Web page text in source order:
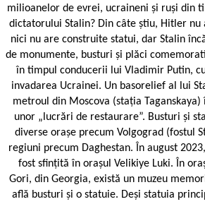
milioanelor de evrei, ucraineni și ruși din
dictatorului Stalin? Din câte știu, Hitler nu
nici nu are construite statui, dar Stalin
de monumente, busturi și plăci
în timpul conducerii lui Vladimir Putin,
invadarea Ucrainei. Un basorelief al lui
metroul din Moscova (stația
unor „lucrări de restaurare”. Busturi și
diverse orașe precum Volgograd (fostul
regiuni precum Daghestan. În august
fost sfințită în orașul Velikiye Luki. În
Gori, din Georgia, există un muzeu
află busturi și o statuie. Deși statuia